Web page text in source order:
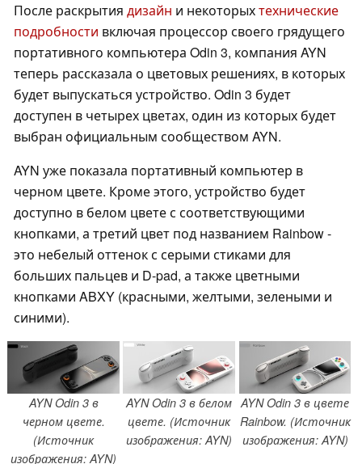
После раскрытия дизайн и некоторыхтехнические
подробности включая процессор своего грядущего
портативного компьютера Odin 3, компания AYN
теперь рассказала о цветовых решениях, в которых
будет выпускаться устройство. Odin 3 будет
доступен в четырех цветах, один из которых будет
выбран официальным сообществом AYN.
AYN уже показала портативный компьютер в
черном цвете. Кроме этого, устройство будет
доступно в белом цвете с соответствующими
кнопками, а третий цвет под названием Rainbow -
это небелый оттенок с серыми стиками для
больших пальцев и D-pad, а также цветными
кнопками ABXY (красными, желтыми, зелеными и
синими).
AYN Odin 3 в
черном цвете.
(Источник
изображения: AYN)
AYN Odin 3 в белом
цвете. (Источник
изображения: AYN)
AYN Odin 3 в цвете
Rainbow. (Источник
изображения: AYN)